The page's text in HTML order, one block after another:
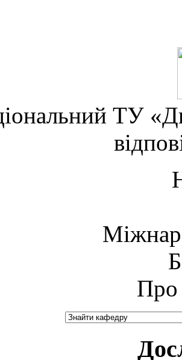
ТУ
Про